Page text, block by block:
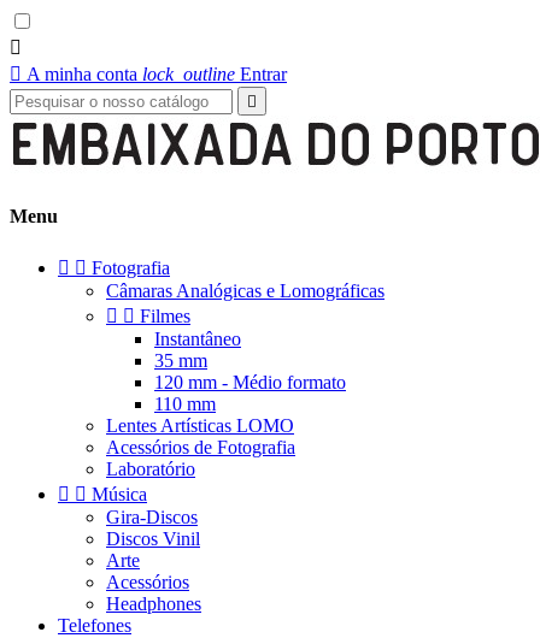

 A minha conta lock_outline Entrar

Menu
  Fotografia
Câmaras Analógicas e Lomográficas
  Filmes
Instantâneo
35 mm
120 mm - Médio formato
110 mm
Lentes Artísticas LOMO
Acessórios de Fotografia
Laboratório
  Música
Gira-Discos
Discos Vinil
Arte
Acessórios
Headphones
Telefones